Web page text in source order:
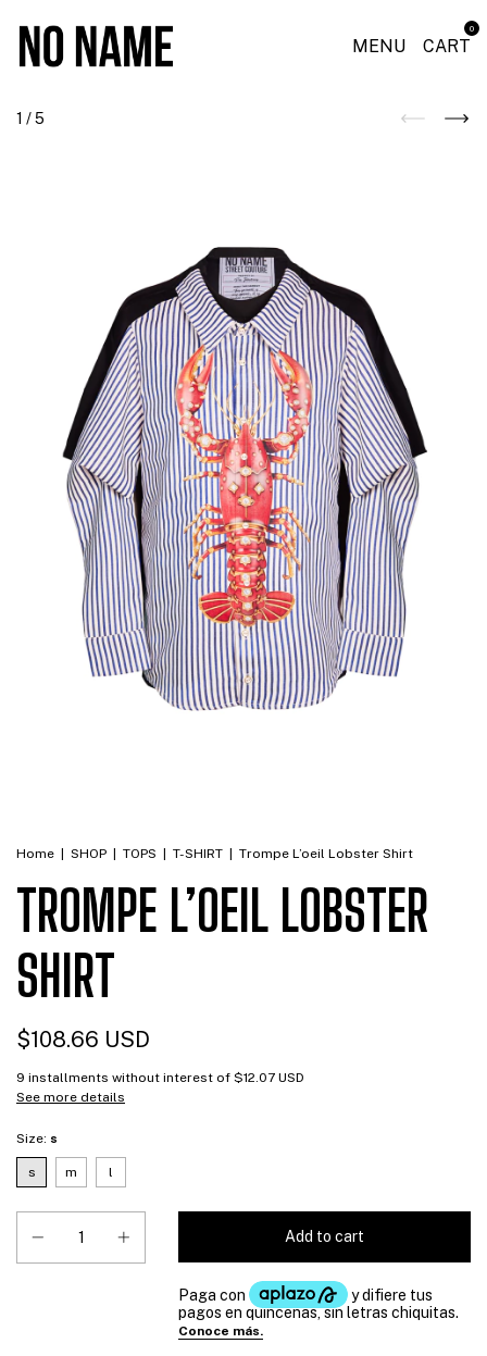
MENU CART
0
1 /5
Home SHOP TOPS T-SHIRT Trompe L’oeil Lobster Shirt
TROMPE L’OEIL LOBSTER
SHIRT
$108.66 USD
9 installments without interest of $12.07 USD
See more details
Size: s
s m l